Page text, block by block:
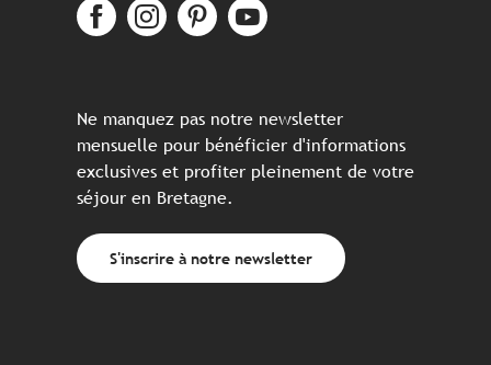
Ne manquez pas notre newsletter
mensuelle pour bénéficier d'informations
exclusives et profiter pleinement de votre
séjour en Bretagne.
S'inscrire à notre newsletter